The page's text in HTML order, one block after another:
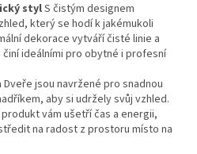
stylS čistým designem
který se hodí k jakémukoli
dekorace vytváří čisté linie a
ideálními pro obytné i profesní
Dveře jsou navržené pro snadnou
aby si udržely svůj vzhled.
vám ušetří čas a energii,
na radost z prostoru místo na